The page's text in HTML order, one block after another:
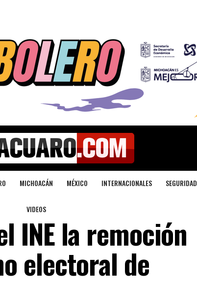
MICHOACÁN MÉXICO INTERNACIONALES SEGURIDAD
VIDEOS
INE la remoción
electoral de